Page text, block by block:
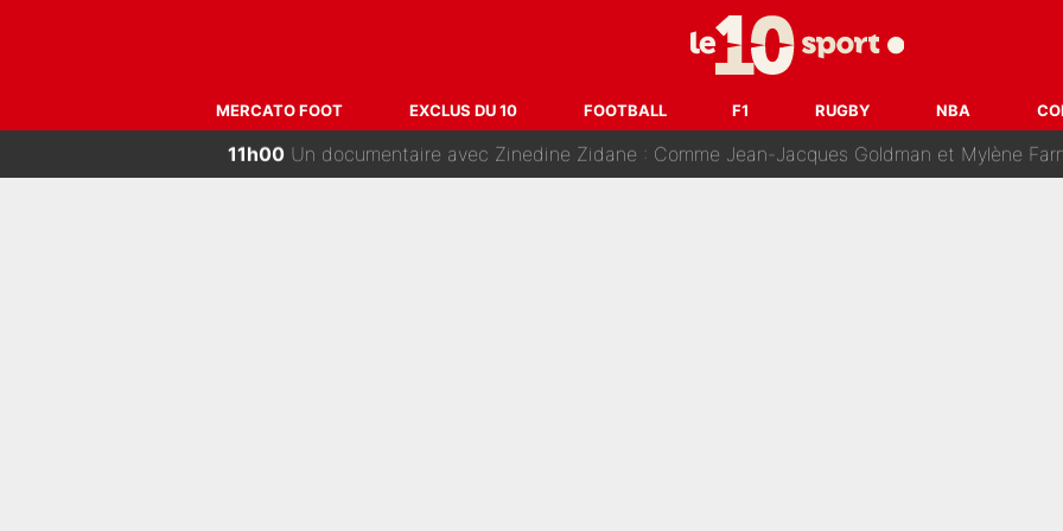
MERCATO FOOT EXCLUS DU 10 FOOTBALL F1 RUGBY NBA
Ferran Torres a pris sa décision : Son transfert au PSG est annoncé en Espagne !
11h00 Un documentaire avec Zinedine Zidane : Comme Jean-Jacques Goldman et Mylène Farmer, le nouveau sélectionneur de